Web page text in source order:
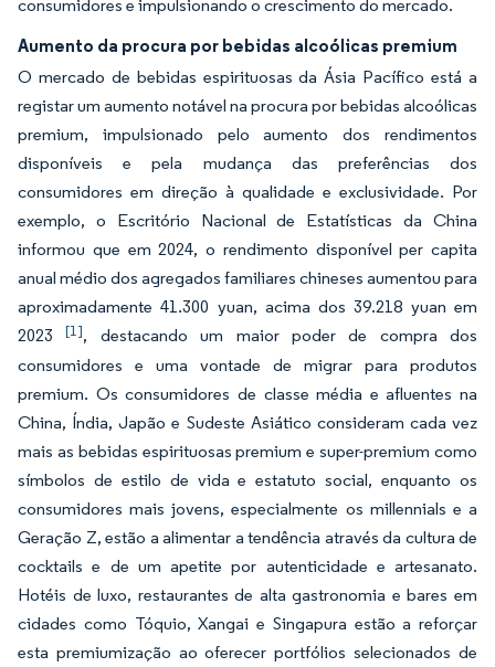
consumidores e impulsionando o crescimento do mercado.
Aumento da procura por bebidas alcoólicas premium
O mercado de bebidas espirituosas da Ásia Pacífico está a
registar um aumento notável na procura por bebidas alcoólicas
premium, impulsionado pelo aumento dos rendimentos
disponíveis e pela mudança das preferências dos
consumidores em direção à qualidade e exclusividade. Por
exemplo, o Escritório Nacional de Estatísticas da China
informou que em 2024, o rendimento disponível per capita
anual médio dos agregados familiares chineses aumentou para
aproximadamente 41.300 yuan, acima dos 39.218 yuan em
2023[1], destacando um maior poder de compra dos
consumidores e uma vontade de migrar para produtos
premium. Os consumidores de classe média e afluentes na
China, Índia, Japão e Sudeste Asiático consideram cada vez
mais as bebidas espirituosas premium e super-premium como
símbolos de estilo de vida e estatuto social, enquanto os
consumidores mais jovens, especialmente os millennials e a
Geração Z, estão a alimentar a tendência através da cultura de
cocktails e de um apetite por autenticidade e artesanato.
Hotéis de luxo, restaurantes de alta gastronomia e bares em
cidades como Tóquio, Xangai e Singapura estão a reforçar
esta premiumização ao oferecer portfólios selecionados de